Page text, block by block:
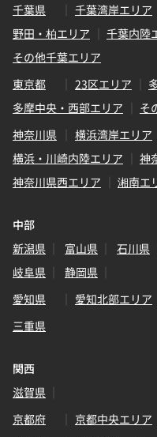
千葉県
千葉湾岸エリア
野田・柏エリア
千葉内陸
その他千葉エリア
東京都
23区エリア
多摩中央・西部エリア
そ
神奈川県
横浜湾岸エリア
横浜・川崎内陸エリア
神
神奈川県西エリア
湘南エ
中部
新潟県
富山県 石川県
岐阜県
静岡県
愛知県
愛知北部エリア
三重県
関西
滋賀県
京都府
京都中央エリア